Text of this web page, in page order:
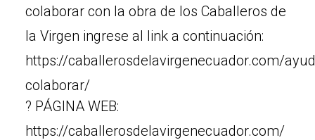
colaborar con la obra de los Caballeros de
la Virgen ingrese al link a continuación:
https://caballerosdelavirgenecuador.com/
colaborar/
? PÁGINA WEB:
https://caballerosdelavirgenecuador.com/